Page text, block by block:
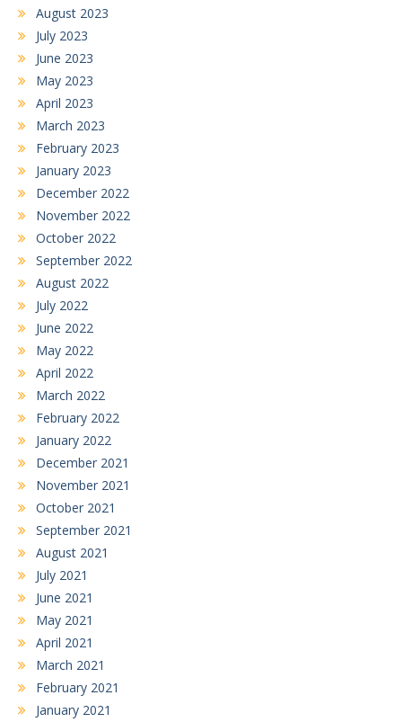
August 2023
July 2023
June 2023
May 2023
April 2023
March 2023
February 2023
January 2023
December 2022
November 2022
October 2022
September 2022
August 2022
July 2022
June 2022
May 2022
April 2022
March 2022
February 2022
January 2022
December 2021
November 2021
October 2021
September 2021
August 2021
July 2021
June 2021
May 2021
April 2021
March 2021
February 2021
January 2021